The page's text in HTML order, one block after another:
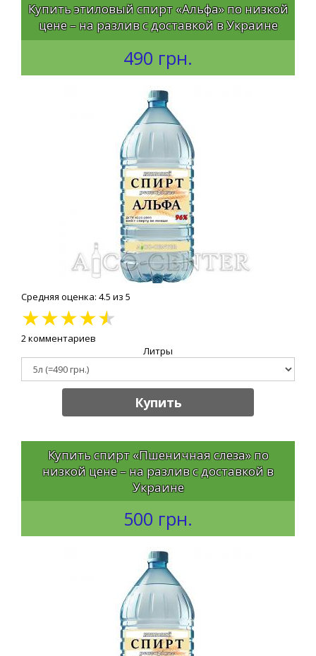
Купить этиловый спирт «Альфа» по низкой
цене – на разлив с доставкой в Украине
490 грн.
Средняя оценка: 4.5 из 5
★★★★★
2 комментариев
Литры
Купить
Купить спирт «Пшеничная слеза» по
низкой цене – на разлив с доставкой в
Украине
500 грн.